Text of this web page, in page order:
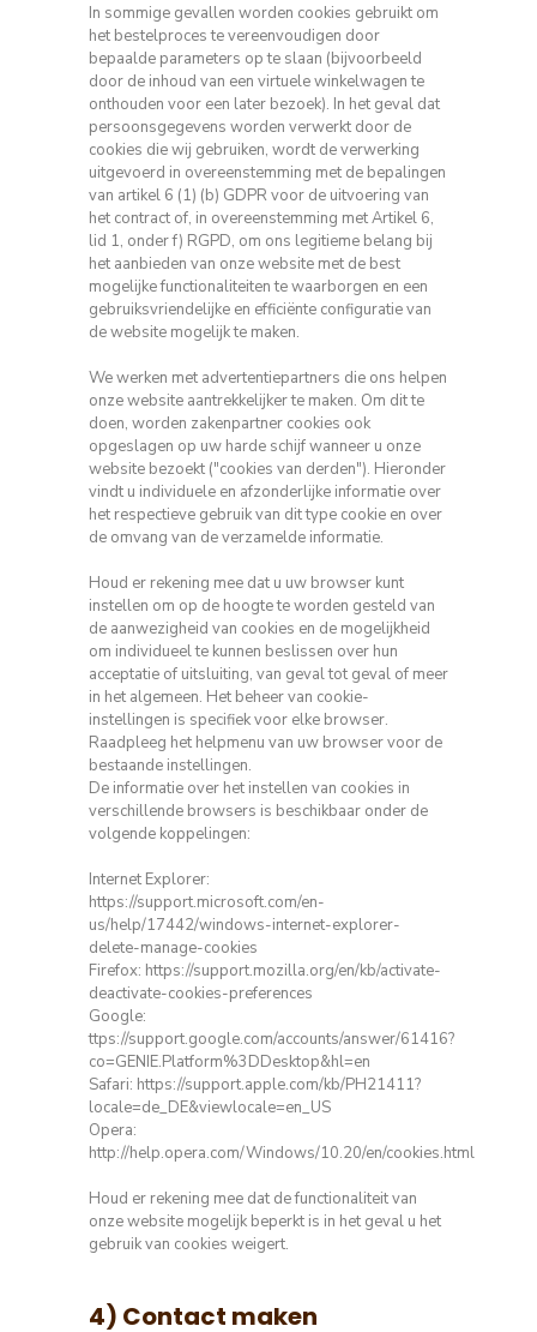
In sommige gevallen worden cookies gebruikt om
het bestelproces te vereenvoudigen door
bepaalde parameters op te slaan (bijvoorbeeld
door de inhoud van een virtuele winkelwagen te
onthouden voor een later bezoek). In het geval dat
persoonsgegevens worden verwerkt door de
cookies die wij gebruiken, wordt de verwerking
uitgevoerd in overeenstemming met de bepalingen
van artikel 6 (1) (b) GDPR voor de uitvoering van
het contract of, in overeenstemming metArtikel 6,
lid 1, onder f) RGPD, om ons legitieme belang bij
het aanbieden van onze website met de best
mogelijke functionaliteiten te waarborgen en een
gebruiksvriendelijke en efficiënte configuratie van
de website mogelijk te maken.
We werken met advertentiepartners die ons helpen
onze website aantrekkelijker te maken. Om dit te
doen, worden zakenpartner cookies ook
opgeslagen op uw harde schijf wanneer u onze
website bezoekt ("cookies van derden"). Hieronder
vindt u individuele en afzonderlijke informatie over
het respectieve gebruik van dit type cookie en over
de omvang van de verzamelde informatie.
Houd er rekening mee dat u uw browser kunt
instellen om op de hoogte te worden gesteld van
de aanwezigheid van cookies en de mogelijkheid
om individueel te kunnen beslissen over hun
acceptatie of uitsluiting, van geval tot geval of meer
in het algemeen. Het beheer van cookie-
instellingen is specifiek voor elke browser.
Raadpleeg het helpmenu van uw browser voor de
bestaande instellingen.
De informatie over het instellen van cookies in
verschillende browsers is beschikbaar onder de
volgende koppelingen:
Internet Explorer:
https://support.microsoft.com/en-
us/help/17442/windows-internet-explorer-
delete-manage-cookies
Firefox: https://support.mozilla.org/en/kb/activate-
deactivate-cookies-preferences
Google:
ttps://support.google.com/accounts/answer/61416?
co=GENIE.Platform%3DDesktop&hl=en
Safari: https://support.apple.com/kb/PH21411?
locale=de_DE&viewlocale=en_US
Opera:
http://help.opera.com/Windows/10.20/en/cookies.html
Houd er rekening mee dat de functionaliteit van
onze website mogelijk beperkt is in het geval u het
gebruik van cookies weigert.
4) Contact maken